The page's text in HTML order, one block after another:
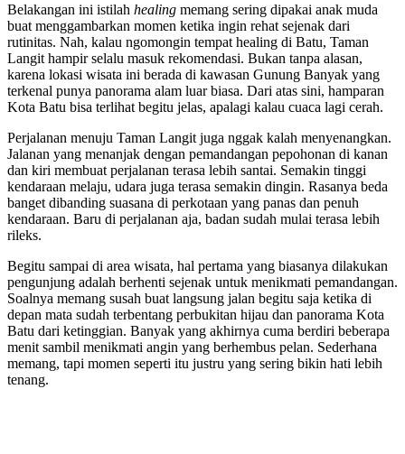
Belakangan ini istilah healing memang sering dipakai anak muda
buat menggambarkan momen ketika ingin rehat sejenak dari
rutinitas. Nah, kalau ngomongin tempat healing di Batu, Taman
Langit hampir selalu masuk rekomendasi. Bukan tanpa alasan,
karena lokasi wisata ini berada di kawasan Gunung Banyak yang
terkenal punya panorama alam luar biasa. Dari atas sini, hamparan
Kota Batu bisa terlihat begitu jelas, apalagi kalau cuaca lagi cerah.
Perjalanan menuju Taman Langit juga nggak kalah menyenangkan.
Jalanan yang menanjak dengan pemandangan pepohonan di kanan
dan kiri membuat perjalanan terasa lebih santai. Semakin tinggi
kendaraan melaju, udara juga terasa semakin dingin. Rasanya beda
banget dibanding suasana di perkotaan yang panas dan penuh
kendaraan. Baru di perjalanan aja, badan sudah mulai terasa lebih
rileks.
Begitu sampai di area wisata, hal pertama yang biasanya dilakukan
pengunjung adalah berhenti sejenak untuk menikmati pemandangan.
Soalnya memang susah buat langsung jalan begitu saja ketika di
depan mata sudah terbentang perbukitan hijau dan panorama Kota
Batu dari ketinggian. Banyak yang akhirnya cuma berdiri beberapa
menit sambil menikmati angin yang berhembus pelan. Sederhana
memang, tapi momen seperti itu justru yang sering bikin hati lebih
tenang.